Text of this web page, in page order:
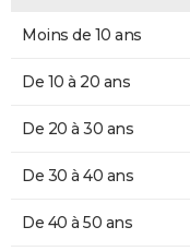
Moins de 10 ans
De 10 à 20 ans
De 20 à 30 ans
De 30 à 40 ans
De 40 à 50 ans